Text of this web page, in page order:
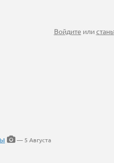
Войдите или
— 5 Августа